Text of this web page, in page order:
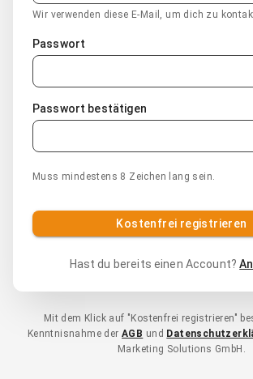
Wir verwenden diese E-Mail, um dich zu
Passwort
Passwort bestätigen
Muss mindestens 8 Zeichen lang sein.
Kostenfrei registrieren
Hast du bereits einen Account?
Mit dem Klick auf "Kostenfrei registrieren"
Kenntnisnahme der AGB und
Marketing Solutions GmbH.